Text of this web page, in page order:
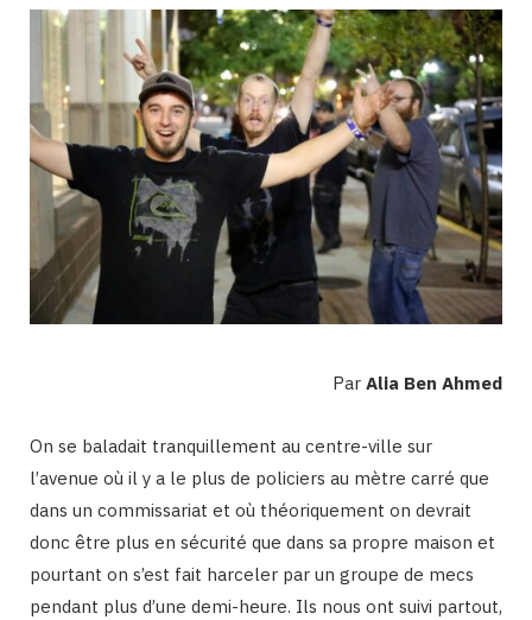
Par Alia Ben Ahmed
On se baladait tranquillement au centre-ville sur
l’avenue où il y a le plus de policiers au mètre carré que
dans un commissariat et où théoriquement on devrait
donc être plus en sécurité que dans sa propre maison et
pourtant on s’est fait harceler par un groupe de mecs
pendant plus d’une demi-heure. Ils nous ont suivi partout,